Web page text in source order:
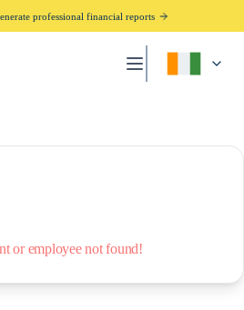
professional financial reports
or employee not found!